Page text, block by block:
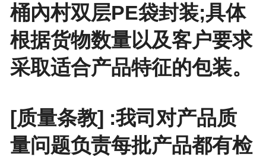
桶內村双层PE袋封装;具体
根据货物数量以及客户要求
采取适合产品特征的包装。
[质量条教] :我司对产品质
量问题负责每批产品都有检